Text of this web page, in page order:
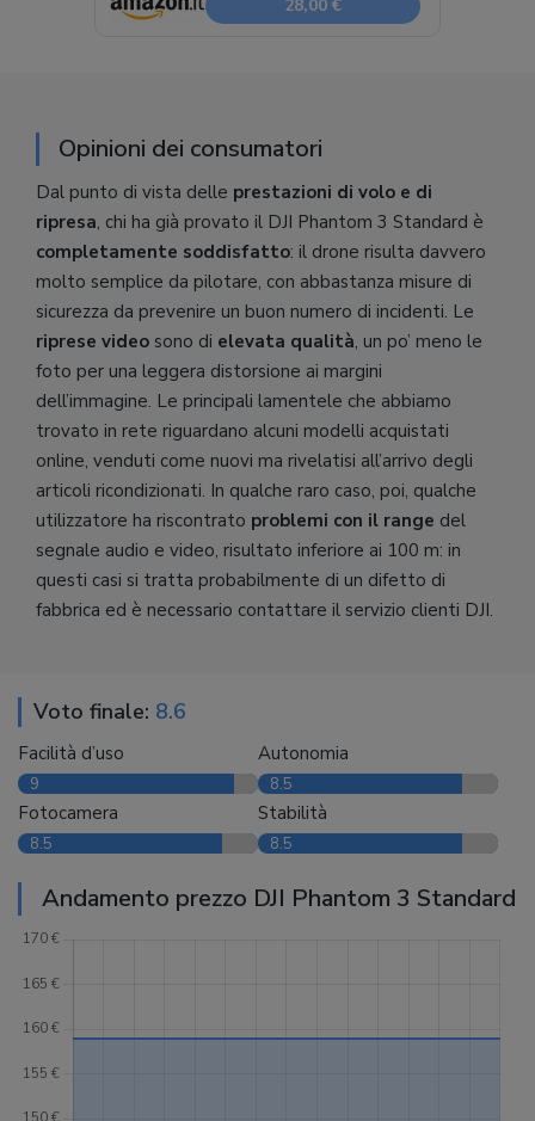
28,00 €
Opinioni dei consumatori
Dal punto di vista delle prestazioni di volo e di
ripresa, chi ha già provato il DJI Phantom 3 Standard è
completamente soddisfatto: il drone risulta davvero
molto semplice da pilotare, con abbastanza misure di
sicurezza da prevenire un buon numero di incidenti. Le
riprese video sono di elevata qualità, un po’ meno le
foto per una leggera distorsione ai margini
dell’immagine. Le principali lamentele che abbiamo
trovato in rete riguardano alcuni modelli acquistati
online, venduti come nuovi ma rivelatisi all’arrivo degli
articoli ricondizionati. In qualche raro caso, poi, qualche
utilizzatore ha riscontrato problemi con il range del
segnale audio e video, risultato inferiore ai 100 m: in
questi casi si tratta probabilmente di un difetto di
fabbrica ed è necessario contattare il servizio clienti DJI.
Voto finale: 8.6
Facilità d’uso
9
Autonomia
8.5
Fotocamera
8.5
Stabilità
8.5
Andamento prezzo DJI Phantom 3 Standard